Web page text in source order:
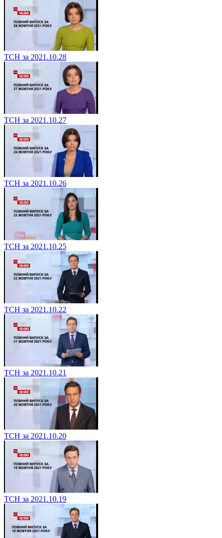
ТСН за 2021.10.28
ТСН за 2021.10.27
ТСН за 2021.10.26
ТСН за 2021.10.25
ТСН за 2021.10.22
ТСН за 2021.10.21
ТСН за 2021.10.20
ТСН за 2021.10.19